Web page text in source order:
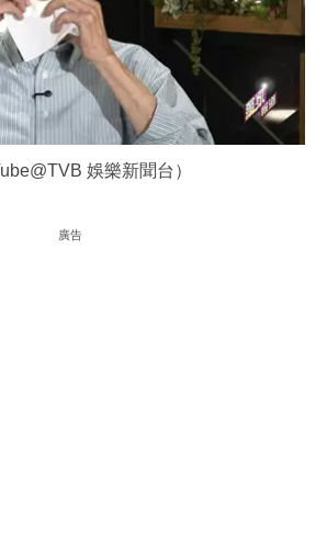
娛樂新聞台）
廣告